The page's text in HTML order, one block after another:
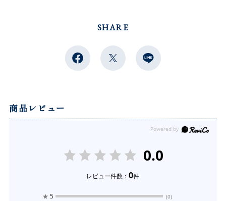
SHARE
商品レビュー
0.0
レビュー件数：0件
★ 5 (0)